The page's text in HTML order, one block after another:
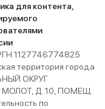
для контента,
1127746774825
территория города
ОКРУГ
Д. 10, ПОМЕЩ.
по